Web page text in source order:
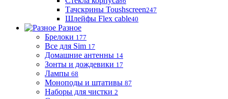
Тачскрины Toushscreen247
Шлейфы Flex cable40
Разное
Брелоки 177
Все для Sim 17
Домашние антенны 14
Зонты и дождевики 17
Лампы 68
Моноподы и штативы 87
Наборы для чистки 2